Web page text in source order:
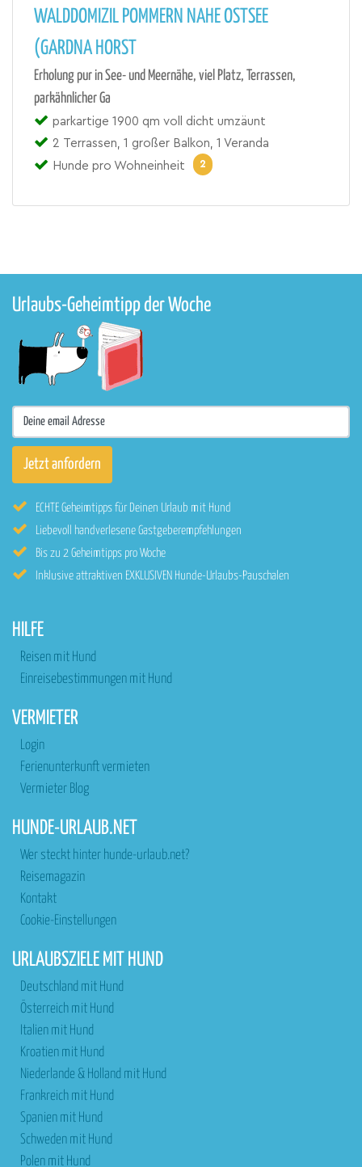
WALDDOMIZIL POMMERN NAHE OSTSEE
(GARDNA HORST
Erholung pur in See- und Meernähe, viel Platz, Terrassen,
parkähnlicher Ga
parkartige 1900 qm voll dicht umzäunt
2 Terrassen, 1 großer Balkon, 1 Veranda
Hunde pro Wohneinheit
2
Urlaubs-Geheimtipp der Woche
ECHTE Geheimtipps für Deinen Urlaub mit Hund
Liebevoll handverlesene Gastgeberempfehlungen
Bis zu 2 Geheimtipps pro Woche
Inklusive attraktiven EXKLUSIVEN Hunde-Urlaubs-Pauschalen
HILFE
Reisen mit Hund
Einreisebestimmungen mit Hund
VERMIETER
Login
Ferienunterkunft vermieten
Vermieter Blog
HUNDE-URLAUB.NET
Wer steckt hinter hunde-urlaub.net?
Reisemagazin
Kontakt
Cookie-Einstellungen
URLAUBSZIELE MIT HUND
Deutschland mit Hund
Österreich mit Hund
Italien mit Hund
Kroatien mit Hund
Niederlande & Holland mit Hund
Frankreich mit Hund
Spanien mit Hund
Schweden mit Hund
Polen mit Hund